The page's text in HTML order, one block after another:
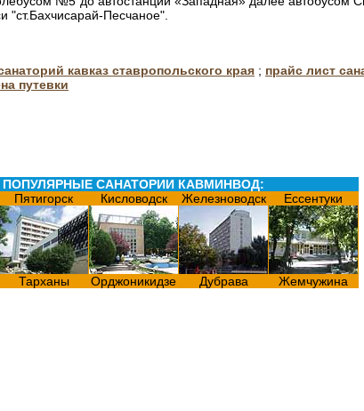
"ст.Бахчисарай-Песчаное".
кавказ ставропольского края ; прайс лист
путевки
ПОПУЛЯРНЫЕ САНАТОРИИ КАВМИНВОД:
Пятигорск Кисловодск Железноводск Ессентуки
Тарханы Орджоникидзе Дубрава Жемчужина